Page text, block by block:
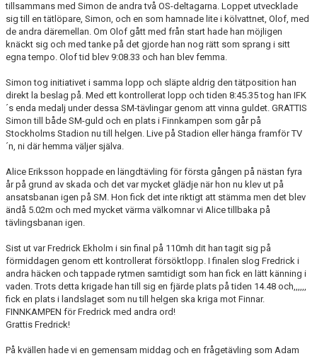
tillsammans med Simon de andra två OS-deltagarna. Loppet utvecklade
sig till en tätlöpare, Simon, och en som hamnade lite i kölvattnet, Olof, med
de andra däremellan. Om Olof gått med från start hade han möjligen
knäckt sig och med tanke på det gjorde han nog rätt som sprang i sitt
egna tempo. Olof tid blev 9:08.33 och han blev femma.
Simon tog initiativet i samma lopp och släpte aldrig den tätposition han
direkt la beslag på. Med ett kontrollerat lopp och tiden 8:45.35 tog han IFK
´s enda medalj under dessa SM-tävlingar genom att vinna guldet. GRATTIS
Simon till både SM-guld och en plats i Finnkampen som går på
Stockholms Stadion nu till helgen. Live på Stadion eller hänga framför TV
´n, ni där hemma väljer själva.
Alice Eriksson hoppade en längdtävling för första gången på nästan fyra
år på grund av skada och det var mycket glädje när hon nu klev ut på
ansatsbanan igen på SM. Hon fick det inte riktigt att stämma men det blev
ändå 5.02m och med mycket värma välkomnar vi Alice tillbaka på
tävlingsbanan igen.
Sist ut var Fredrick Ekholm i sin final på 110mh dit han tagit sig på
förmiddagen genom ett kontrollerat försöktlopp. I finalen slog Fredrick i
andra häcken och tappade rytmen samtidigt som han fick en lätt känning i
vaden. Trots detta krigade han till sig en fjärde plats på tiden 14.48 och,,,,,,
fick en plats i landslaget som nu till helgen ska kriga mot Finnar.
FINNKAMPEN för Fredrick med andra ord!
Grattis Fredrick!
På kvällen hade vi en gemensam middag och en frågetävling som Adam